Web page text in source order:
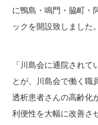
に鴨島・鳴門・脇町・
ックを開設致しました。
「川島会に通院されて
とが、川島会で働く職
透析患者さんの高齢化
利便性を大幅に改善さ